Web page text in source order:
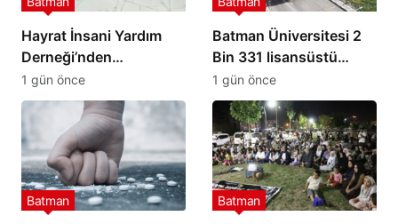
Hayrat İnsani Yardım
Derneği’nden
Batman’da iki kardeşe
protez desteği
1 gün önce
Batman Üniversitesi 2
Bin 331 lisansüstü
öğrenci alacak
1 gün önce
Batman Batman